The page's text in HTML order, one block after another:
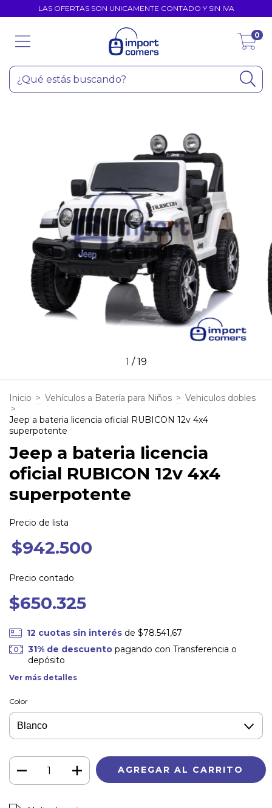
LAS OFERTAS SON UNICAMENTE CONTADO Y SIN IVA
0
1 /19
Inicio > Vehículos a Batería para Niños > Vehiculos dobles
>
Jeep a bateria licencia oficial RUBICON 12v 4x4
superpotente
Jeep a bateria licencia
oficial RUBICON 12v 4x4
superpotente
Precio de lista
$942.500
Precio contado
$650.325
12 cuotas sin interésde $78.541,67
31% de descuento pagando con Transferencia o
depósito
Ver más detalles
Color